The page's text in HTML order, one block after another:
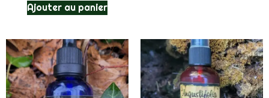
Ajouter au panier